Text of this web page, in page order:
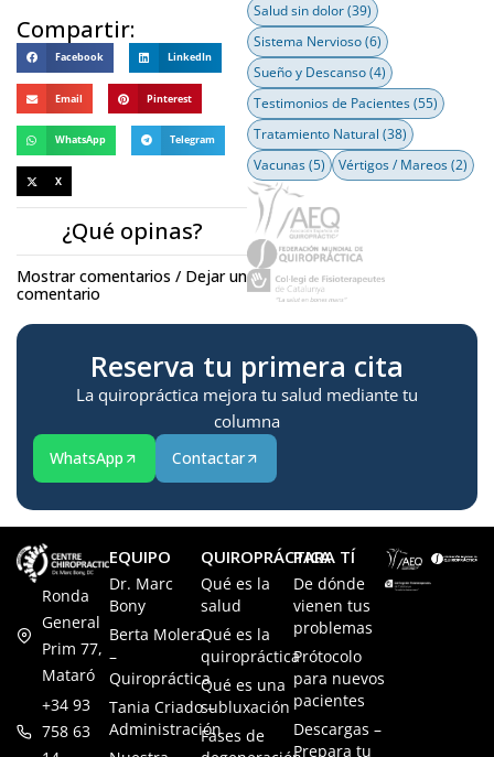
Compartir:
Facebook LinkedIn
Email Pinterest
WhatsApp Telegram
X
¿Qué opinas?
Mostrar comentarios / Dejar un
comentario
Salud sin dolor(39)
Sistema Nervioso(6)
Sueño y Descanso(4)
Testimonios de Pacientes(55)
Tratamiento Natural (38)
Vacunas(5) Vértigos / Mareos(2)
Reserva tu primera cita
La quiropráctica mejora tu salud mediante tu
columna
WhatsApp Contactar
Ronda
General
Prim 77,
Mataró
+34 93
758 63
EQUIPO
Dr. Marc
Bony
Berta Molera
–
Quiropráctica
Tania Criado –
Administración
QUIROPRÁCTICA
Qué es la
salud
Qué es la
quiropráctica
Qué es una
subluxación
Fases de
PARA TÍ
De dónde
vienen tus
problemas
Prótocolo
para nuevos
pacientes
Descargas –
Prepara tu